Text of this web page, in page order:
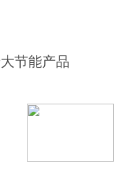
节能产品